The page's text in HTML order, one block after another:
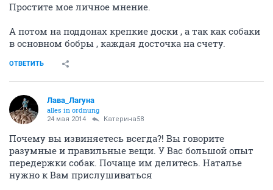
Простите мое личное мнение.
А потом на поддонах крепкие доски , а так как собаки
в основном бобры , каждая досточка на счету.
ОТВЕТИТЬ
Лава_Лагуна
alles in ordnung
24 мая 2014 Катерина58
Почему вы извиняетесь всегда?! Вы говорите
разумные и правильные вещи. У Вас большой опыт
передержки собак. Почаще им делитесь. Наталье
нужно к Вам прислушиваться